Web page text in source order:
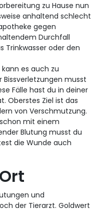
zu Hause nun
anhaltend schlecht
gegen
Durchfall
Trinkwasser oder den
es auch zu
musst
Fälle hast du in deiner
Oberstes Ziel ist das
von Verschmutzung.
mit einem
Blutung musst du
die Wunde auch
und
der Tierarzt. Goldwert